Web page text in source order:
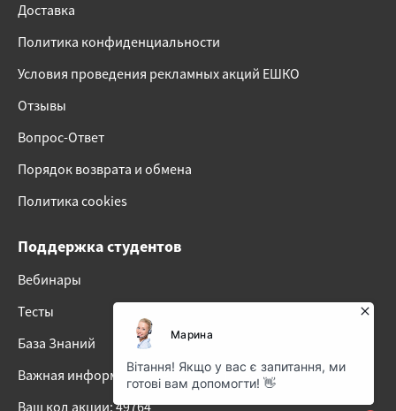
Доставка
Политика конфиденциальности
Условия проведения рекламных акций ЕШКО
Отзывы
Вопрос-Ответ
Порядок возврата и обмена
Политика cookies
Поддержка студентов
Вебинары
Тесты
База Знаний
Важная информация о наших онлайн-курсах
Ваш код акции: 49764